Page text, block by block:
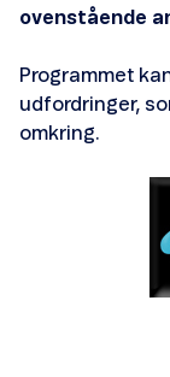
Skift hastighed
Skift
Opsigelse af
ovenstående
Programmet
udfordringer,
omkring.